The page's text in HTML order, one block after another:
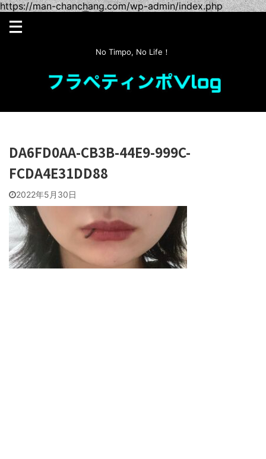
https://man-chanchang.com/wp-admin/index.php
No Timpo, No Life！
DA6FD0AA-CB3B-44E9-999C-
FCDA4E31DD88
2022年5月30日